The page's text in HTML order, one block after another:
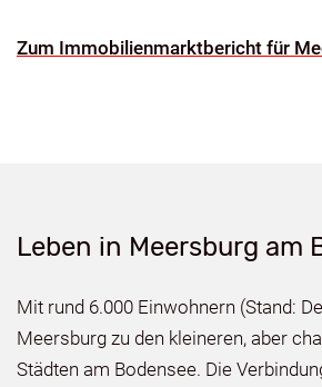
Zum Immobilienmarktbericht für
Leben in Meersburg am
Mit rund 6.000 Einwohnern (Stand:
Meersburg zu den kleineren, aber
Städten am Bodensee. Die